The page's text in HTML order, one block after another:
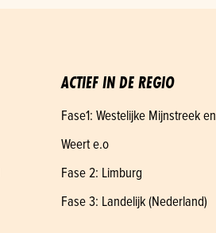
ACTIEF IN DE REGIO
Fase1: Westelijke Mijnstreek en
Weert e.o
Fase 2: Limburg
Fase 3: Landelijk (Nederland)